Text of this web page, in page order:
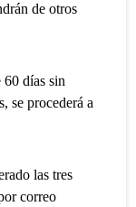
de otros
días sin
se procederá a
las tres
correo